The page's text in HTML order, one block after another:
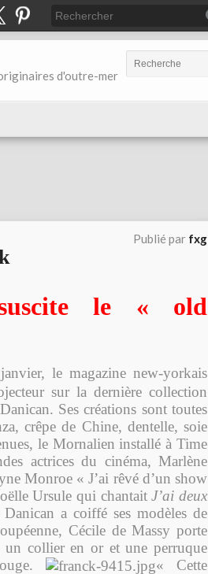
d'outre-mer
Publié par fxg
le « old
le magazine new-yorkais
sur la dernière collection
Ses créations sont toutes
crêpe de Chine, dentelle, soie
le Mornalien installé à Time
actrices du cinéma, Marlène
Monroe « J’ai rêvé d’un show
Ursule qui chantaitJ’ai deux
a coiffé ses modèles de
Cécile de Massy porte
un collier en or et une perruque
« Cette